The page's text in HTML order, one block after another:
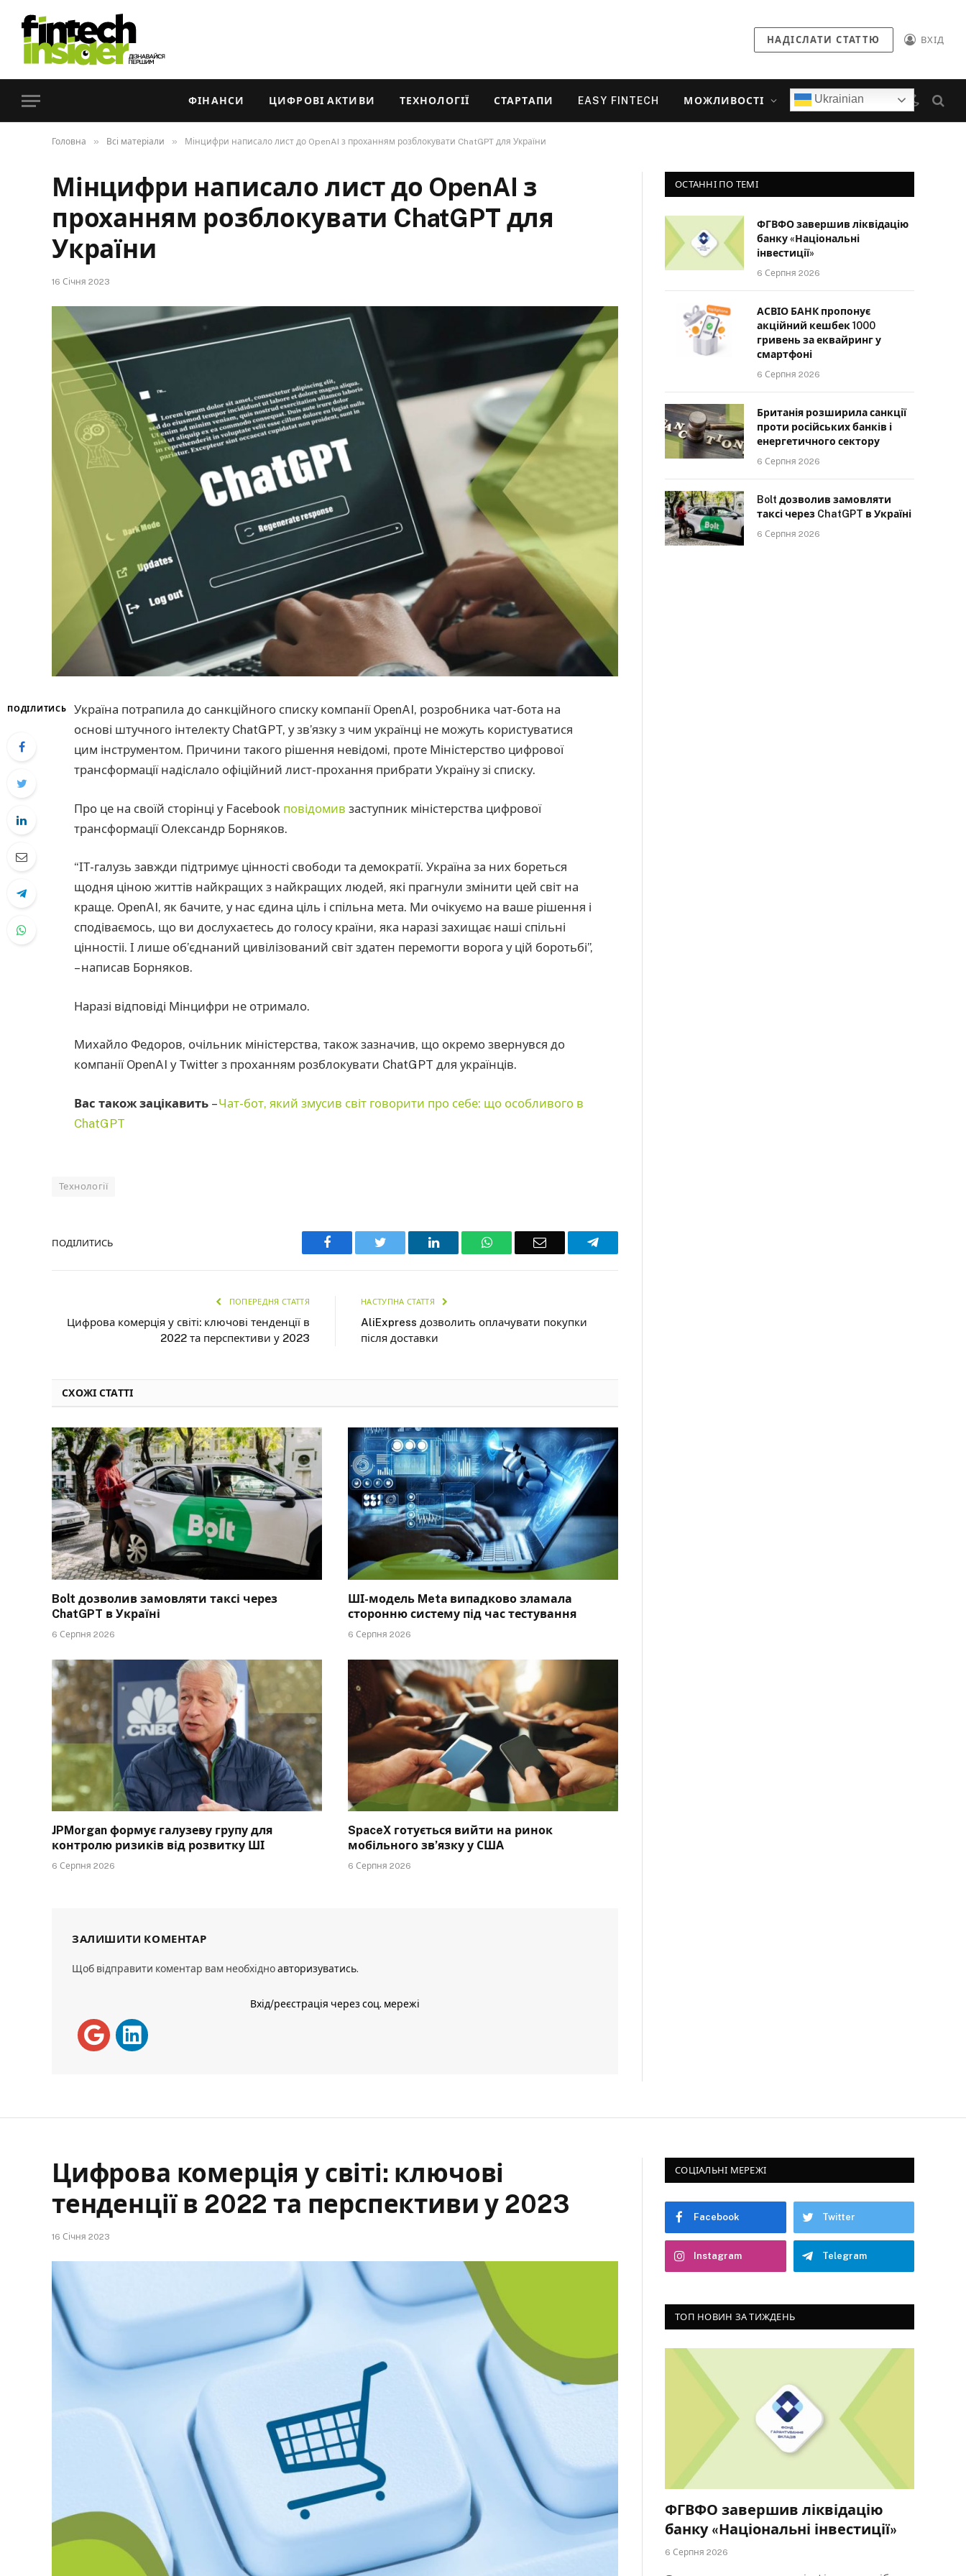
НАДІСЛАТИ СТАТТЮ ВХІД
ФІНАНСИ ЦИФРОВІ АКТИВИ ТЕХНОЛОГІЇ СТАРТАПИ EASY FINTECH МОЖЛИВОСТІ Ukrainian
Головна » Всі матеріали » Мінцифри написало лист до OpenAI з проханням розблокувати ChatGPT для України
Мінцифри написало лист до OpenAI з
проханням розблокувати ChatGPT для
України
16 Січня 2023
ПОДІЛИТИСЬ
Україна потрапила до санкційного списку компанії OpenAI, розробника чат-бота на
основі штучного інтелекту ChatGPT, у зв’язку з чим українці не можуть користуватися
цим інструментом. Причини такого рішення невідомі, проте Міністерство цифрової
трансформації надіслало офіційний лист-прохання прибрати Україну зі списку.
Про це на своїй сторінці у Facebook повідомив заступник міністерства цифрової
трансформації Олександр Борняков.
“ІТ-галузь завжди підтримує цінності свободи та демократії. Україна за них бореться
щодня ціною життів найкращих з найкращих людей, які прагнули змінити цей світ на
краще. OpenAI, як бачите, у нас єдина ціль і спільна мета. Ми очікуємо на ваше рішення і
сподіваємось, що ви дослухаєтесь до голосу країни, яка наразі захищає наші спільні
цінностіі. І лише об’єднаний цивілізований світ здатен перемогти ворога у цій боротьбі”,
– написав Борняков.
Наразі відповіді Мінцифри не отримало.
Михайло Федоров, очільник міністерства, також зазначив, що окремо звернувся до
компанії OpenAI у Twitter з проханням розблокувати ChatGPT для українців.
Вас також зацікавить –Чат-бот, який змусив світ говорити про себе: що особливого в
ChatGPT
Технології
ПОДІЛИТИСЬ Facebook Twitter LinkedIn WhatsAppEmail Telegram
ПОПЕРЕДНЯ СТАТТЯ
Цифрова комерція у світі: ключові тенденції в
2022 та перспективи у 2023
НАСТУПНА СТАТТЯ
AliExpress дозволить оплачувати покупки
після доставки
СХОЖІ СТАТТІ
Bolt дозволив замовляти таксі через
ChatGPT в Україні
6 Серпня 2026
ШІ-модель Meta випадково зламала
сторонню систему під час тестування
6 Серпня 2026
JPMorgan формує галузеву групу для
контролю ризиків від розвитку ШІ
6 Серпня 2026
SpaceX готується вийти на ринок
мобільного зв’язку у США
6 Серпня 2026
ЗАЛИШИТИ КОМЕНТАР
Щоб відправити коментар вам необхідноавторизуватись.
Вхід/реєстрація через соц. мережі
ОСТАННІ ПО ТЕМІ
ФГВФО завершив ліквідацію
банку «Національні
інвестиції»
6 Серпня 2026
АСВІО БАНК пропонує
акційний кешбек 1000
гривень за еквайринг у
смартфоні
6 Серпня 2026
Британія розширила санкції
проти російських банків і
енергетичного сектору
6 Серпня 2026
Bolt дозволив замовляти
таксі через ChatGPT в Україні
6 Серпня 2026
Цифрова комерція у світі: ключові
тенденції в 2022 та перспективи у 2023
16 Січня 2023
СОЦІАЛЬНІ МЕРЕЖІ
Facebook Twitter
Instagram Telegram
ТОП НОВИН ЗА ТИЖДЕНЬ
ФГВФО завершив ліквідацію
банку «Національні інвестиції»
6 Серпня 2026